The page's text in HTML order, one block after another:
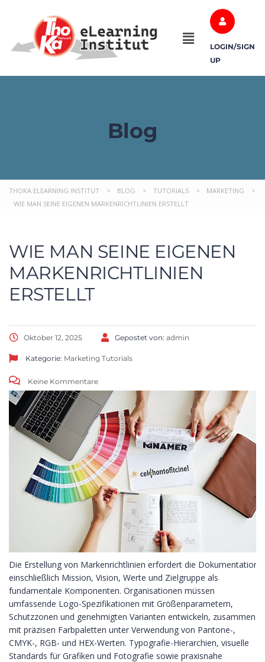
LOGIN/SIGN
UP
Blog
THOKA ELEARNING INSTITUT > BLOG > TUTORIALS > MARKETING
>
WIE MAN SEINE EIGENEN MARKENRICHTLINIEN ERSTELLT
WIE MAN SEINE EIGENEN
MARKENRICHTLINIEN
ERSTELLT
Oktober 12, 2025 Gepostet von: admin
Kategorie: Marketing Tutorials
Keine Kommentare
Die Erstellung von Markenrichtlinien erfordert die Dokumentation
einschließlich Mission, Vision, Werte und Zielgruppe als
fundamentale Komponenten. Organisationen müssen
umfassende Logo-Spezifikationen mit Größenparametern,
Schutzzonen und genehmigten Varianten entwickeln, zusammen
mit präzisen Farbpaletten unter Verwendung von Pantone-,
CMYK-, RGB- und HEX-Werten. Typografie-Hierarchien, visuelle
Standards für Grafiken und Fotografie sowie praxisnahe